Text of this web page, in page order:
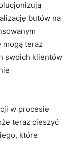
butów na
mogą ⁣teraz
swoich klientów
w procesie
​teraz cieszyć
które